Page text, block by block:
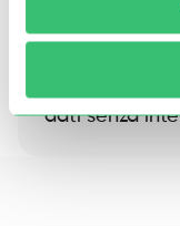
attività
Manteniamo
dati senza